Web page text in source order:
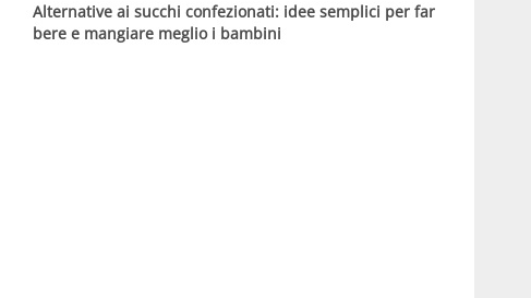
Alternative ai succhi confezionati: idee semplici per far
bere e mangiare meglio i bambini